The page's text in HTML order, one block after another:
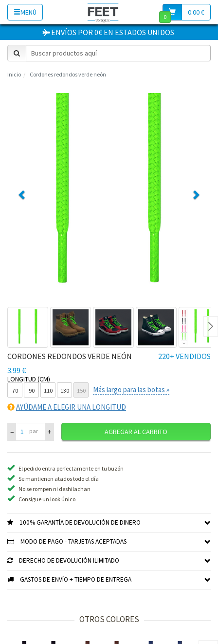
MENÚ 0.00 €
0
ENVÍOS POR 0€ EN ESTADOS UNIDOS
Inicio Cordones redondos verde neón
Previous
220+ VENDIDOS
CORDONES REDONDOS VERDE NEÓN
3.99 €
LONGITUD (CM)
70 90 110 130 150
Más largo para las botas »
AYÚDAME A ELEGIR UNA LONGITUD
– par + AGREGAR AL CARRITO
El pedido entra perfectamente en tu buzón
Se mantienen atados todo el día
No se rompen ni deshilachan
Consigue un look único
100% GARANTÍA DE DEVOLUCIÓN DE DINERO
MODO DE PAGO - TARJETAS ACEPTADAS
DERECHO DE DEVOLUCIÓN ILIMITADO
GASTOS DE ENVÍO + TIEMPO DE ENTREGA
OTROS COLORES